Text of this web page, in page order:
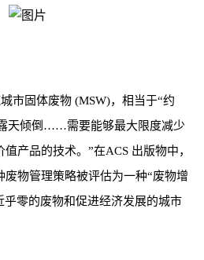
市固体废物 (MSW)，相当于“约
天倾倒……需要能够最大限度减少
产品的技术。”在ACS 出版物中，
废物管理策略被评估为一种“废物增
乎零的废物和促进经济发展的城市